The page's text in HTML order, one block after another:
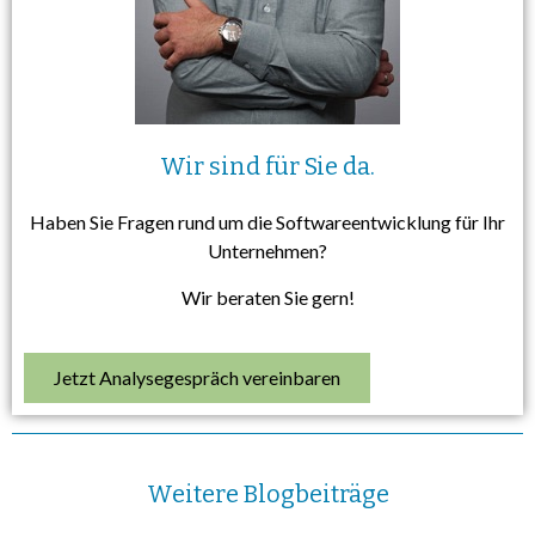
Wir sind für Sie da.
Haben Sie Fragen rund um die Softwareentwicklung für Ihr
Unternehmen?
Wir beraten Sie gern!
Jetzt Analysegespräch vereinbaren
Weitere Blogbeiträge